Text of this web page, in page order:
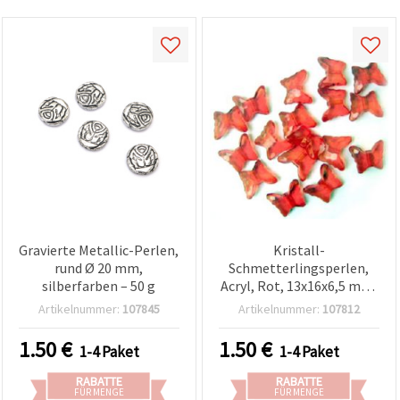
Gravierte Metallic-Perlen,
rund Ø 20 mm,
silberfarben – 50 g
Artikelnummer: 107845
1.50€ 1-4 Paket
RABATTE
FÜR MENGE
Kristall-
Schmetterlingsperlen,
Acryl, Rot, 13x16x6,5 mm,
Loch: 2 mm, 50 g (~75
Artikelnummer: 107812
1.50€ 1-4 Paket
RABATTE
FÜR MENGE